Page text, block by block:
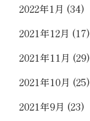
2022年1月 (34)
2021年12月 (17)
2021年11月 (29)
2021年10月 (25)
2021年9月 (23)